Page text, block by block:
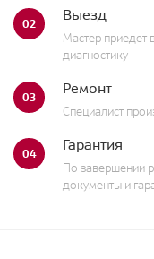
02 Выезд
Мастер приедет
диагностику
03 Ремонт
Специалист
04 Гарантия
По завершении
документы и